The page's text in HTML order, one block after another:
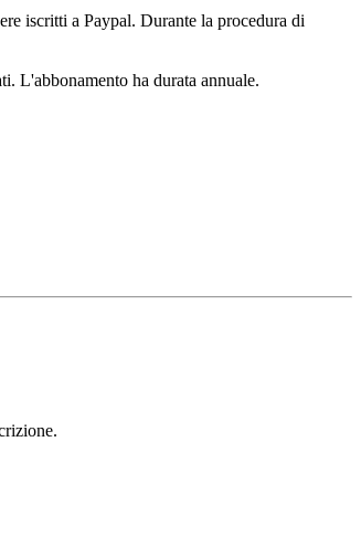
iscritti a Paypal. Durante la procedura di
L'abbonamento ha durata annuale.